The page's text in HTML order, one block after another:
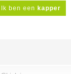
Ik ben een kapper